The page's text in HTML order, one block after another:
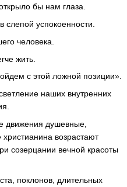
бы нам глаза.
успокоенности.
человека.
жить.
с этой ложной позиции».
наших внутренних
движения душевные,
возрастают
созерцании вечной красоты
поклонов, длительных